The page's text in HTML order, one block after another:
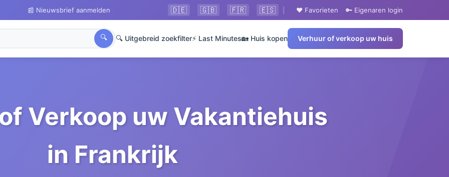
📰 Nieuwsbrief aanmelden 🇩🇪 🇬🇧 🇫🇷 🇪🇸 ❤️ Favorieten 🔑 Eigenaren login
🔍 🔍 Uitgebreid zoekfilter⚡ Last Minutes🏡 Huis kopen Verhuur of verkoop uw huis
Verkoop uw Vakantiehuis
in Frankrijk